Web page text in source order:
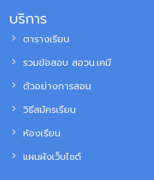
บริการ
ตารางเรียน
รวมข้อสอบ สอวน.เคมี
ตัวอย่างการสอน
วิธีสมัครเรียน
ห้องเรียน
แผนผังเว็บไซต์